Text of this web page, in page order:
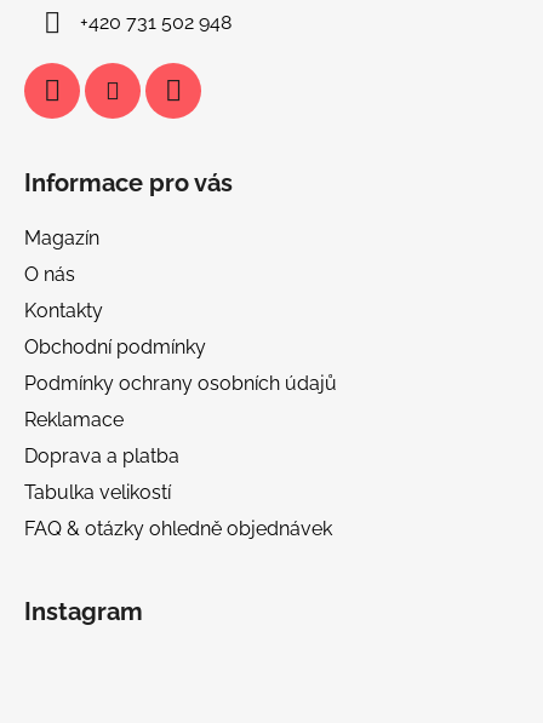
+420 731 502 948
Informace pro vás
Magazín
O nás
Kontakty
Obchodní podmínky
Podmínky ochrany osobních údajů
Reklamace
Doprava a platba
Tabulka velikostí
FAQ & otázky ohledně objednávek
Instagram